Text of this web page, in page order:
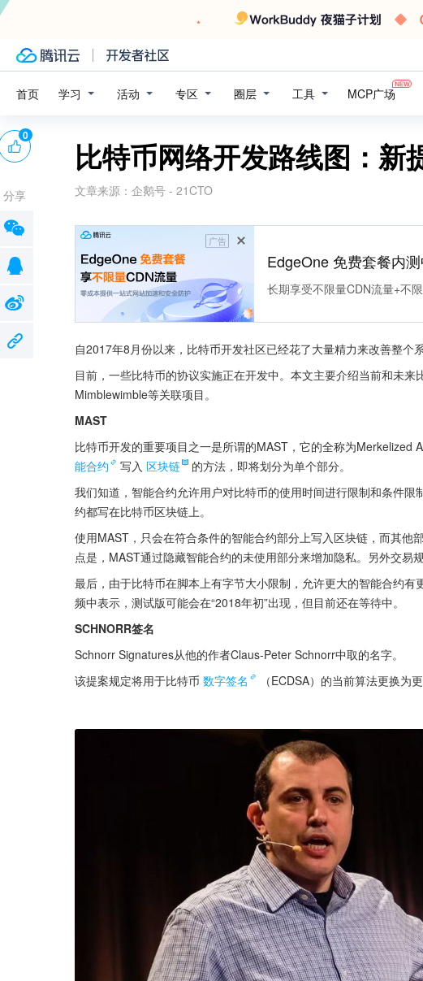
首页 学习 活动 专区 圈层 工具 MCP广场
比特币网络开发路线图：新
文章来源： 企鹅号 - 21CTO
广告
EdgeOne 免费套餐内测
长期享受不限量CDN流量+不
自2017年8月份以来，比特币开发社区已经花了大量精力来改善整个
目前，一些比特币的协议实施正在开发中。本文主要介绍当前和未来
Mimblewimble等关联项目。
MAST
比特币开发的重要项目之一是所谓的MAST，它的全称为Merkelized
能合约
写入 区块链
的方法，即将划分为单个部分。
我们知道，智能合约允许用户对比特币的使用时间进行限制和条件
约都写在比特币区块链上。
使用MAST，只会在符合条件的智能合约部分上写入区块链，而其他
点是，MAST通过隐藏智能合约的未使用部分来增加隐私。另外交易规
最后，由于比特币在脚本上有字节大小限制，允许更大的智能合约
频中表示，测试版可能会在“2018年初”出现，但目前还在等待中。
SCHNORR签名
Schnorr Signatures从他的作者Claus-Peter Schnorr中取的名字。
该提案规定将用于比特币 数字签名 （ECDSA）的当前算法更换为
0
分享